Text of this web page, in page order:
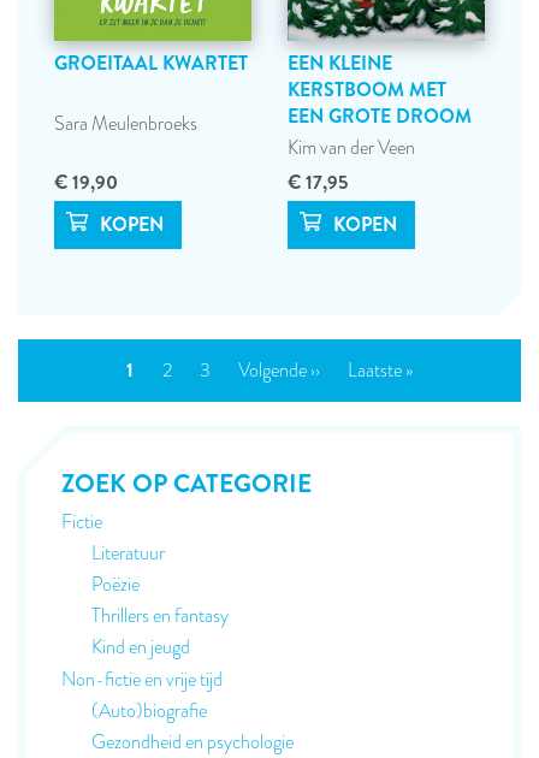
GROEITAAL KWARTET
Sara Meulenbroeks
€ 19,90
EEN KLEINE
KERSTBOOM MET
EEN GROTE DROOM
Kim van der Veen
€ 17,95
PAGINERINGHuidige
pagina
1 Page
2 Page
3
Volgende
pagina
Volgende ››
Laatste
pagina
Laatste »
ZOEK OP CATEGORIE
Fictie
Literatuur
Poëzie
Thrillers en fantasy
Kind en jeugd
Non-fictie en vrije tijd
(Auto)biografie
Gezondheid en psychologie